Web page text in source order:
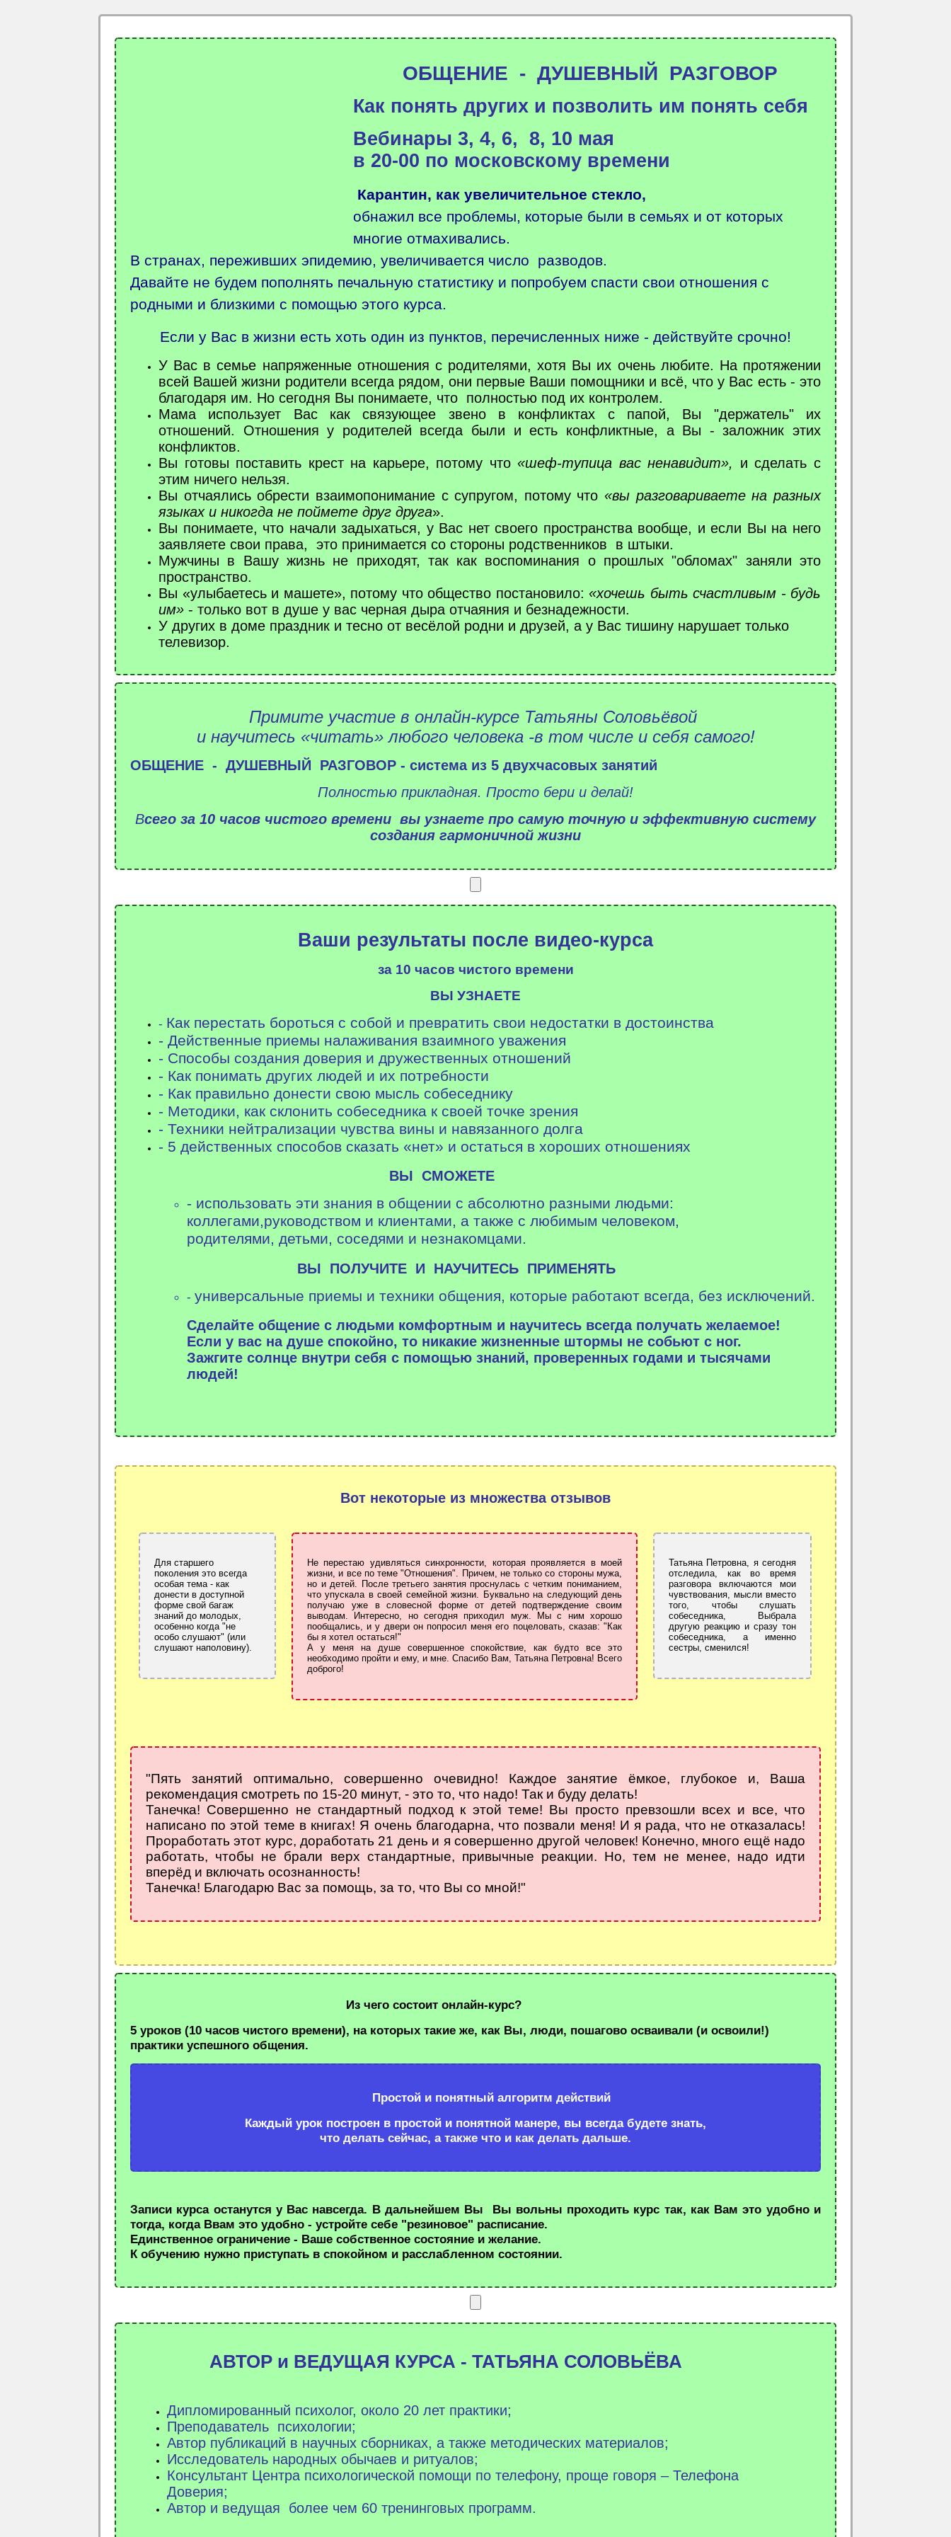
ОБЩЕНИЕ - ДУШЕВНЫЙ РАЗГОВОР
Как понять других и позволить им понять себя
Вебинары 3, 4, 6, 8, 10 мая
в 20-00 по московскому времени
Карантин, как увеличительное стекло,
обнажил все проблемы, которые были в семьях и от которых
многие отмахивались.
В странах, переживших эпидемию, увеличивается число разводов.
Давайте не будем пополнять печальную статистику и попробуем спасти свои отношения с
родными и близкими с помощью этого курса.
Если у Вас в жизни есть хоть один из пунктов, перечисленных ниже - действуйте срочно!
У Вас в семье напряженные отношения с родителями, хотя Вы их очень любите. На протяжении
всей Вашей жизни родители всегда рядом, они первые Ваши помощники и всё, что у Вас есть - это
благодаря им. Но сегодня Вы понимаете, что полностью под их контролем.
Мама использует Вас как связующее звено в конфликтах с папой, Вы "держатель" их
отношений. Отношения у родителей всегда были и есть конфликтные, а Вы - заложник этих
конфликтов.
Вы готовы поставить крест на карьере, потому что«шеф-тупица вас ненавидит», и сделать с
этим ничего нельзя.
Вы отчаялись обрести взаимопонимание с супругом, потому что«вы разговариваете на разных
языках и никогда не поймете друг друга».
Вы понимаете, что начали задыхаться, у Вас нет своего пространства вообще, и если Вы на него
заявляете свои права, это принимается со стороны родственников в штыки.
Мужчины в Вашу жизнь не приходят, так как воспоминания о прошлых "обломах" заняли это
пространство.
Вы «улыбаетесь и машете», потому что общество постановило: «хочешь быть счастливым - будь
им» - только вот в душе у вас черная дыра отчаяния и безнадежности.
У других в доме праздник и тесно от весёлой родни и друзей, а у Вас тишину нарушает только
телевизор.
Примите участие в онлайн-курсе Татьяны Соловьёвой
и научитесь «читать» любого человека -в том числе и себя самого!
ОБЩЕНИЕ - ДУШЕВНЫЙ РАЗГОВОР - система из 5 двухчасовых занятий
Полностью прикладная. Просто бери и делай!
Всего за 10 часов чистого времени вы узнаете про самую точную и эффективную систему
создания гармоничной жизни
Ваши результаты после видео-курса
за 10 часов чистого времени
ВЫ УЗНАЕТЕ
- Как перестать бороться с собой и превратить свои недостатки в достоинства
- Действенные приемы налаживания взаимного уважения
- Способы создания доверия и дружественных отношений
- Как понимать других людей и их потребности
- Как правильно донести свою мысль собеседнику
- Методики, как склонить собеседника к своей точке зрения
- Техники нейтрализации чувства вины и навязанного долга
- 5 действенных способов сказать «нет» и остаться в хороших отношениях
ВЫ СМОЖЕТЕ
- использовать эти знания в общении с абсолютно разными людьми:
коллегами,руководством и клиентами, а также с любимым человеком,
родителями, детьми, соседями и незнакомцами.
ВЫ ПОЛУЧИТЕ И НАУЧИТЕСЬ ПРИМЕНЯТЬ
- универсальные приемы и техники общения, которые работают всегда, без исключений.
Сделайте общение с людьми комфортным и научитесь всегда получать желаемое!
Если у вас на душе спокойно, то никакие жизненные штормы не собьют с ног.
Зажгите солнце внутри себя с помощью знаний, проверенных годами и тысячами
людей!
Вот некоторые из множества отзывов
Для старшего
поколения это всегда
особая тема - как
донести в доступной
форме свой багаж
знаний до молодых,
особенно когда "не
особо слушают" (или
слушают наполовину).
Не перестаю удивляться синхронности, которая проявляется в моей
жизни, и все по теме "Отношения". Причем, не только со стороны мужа,
но и детей. После третьего занятия проснулась с четким пониманием,
что упускала в своей семейной жизни. Буквально на следующий день
получаю уже в словесной форме от детей подтверждение своим
выводам. Интересно, но сегодня приходил муж. Мы с ним хорошо
пообщались, и у двери он попросил меня его поцеловать, сказав: "Как
бы я хотел остаться!"
А у меня на душе совершенное спокойствие, как будто все это
необходимо пройти и ему, и мне. Спасибо Вам, Татьяна Петровна! Всего
доброго!
Татьяна Петровна, я сегодня
отследила, как во время
разговора включаются мои
чувствования, мысли вместо
того, чтобы слушать
собеседника, Выбрала
другую реакцию и сразу тон
собеседника, а именно
сестры, сменился!
"Пять занятий оптимально, совершенно очевидно! Каждое занятие ёмкое, глубокое и, Ваша
рекомендация смотреть по 15-20 минут, - это то, что надо! Так и буду делать!
Танечка! Совершенно не стандартный подход к этой теме! Вы просто превзошли всех и все, что
написано по этой теме в книгах! Я очень благодарна, что позвали меня! И я рада, что не отказалась!
Проработать этот курс, доработать 21 день и я совершенно другой человек! Конечно, много ещё надо
работать, чтобы не брали верх стандартные, привычные реакции. Но, тем не менее, надо идти
вперёд и включать осознанность!
Танечка! Благодарю Вас за помощь, за то, что Вы со мной!"
Из чего состоит онлайн-курс?
5 уроков (10 часов чистого времени), на которых такие же, как Вы, люди, пошагово осваивали (и освоили!)
практики успешного общения.
Простой и понятный алгоритм действий
Каждый урок построен в простой и понятной манере, вы всегда будете знать,
что делать сейчас, а также что и как делать дальше.
Записи курса останутся у Вас навсегда. В дальнейшем Вы Вы вольны проходить курс так, как Вам это удобно и
тогда, когда Ввам это удобно - устройте себе "резиновое" расписание.
Единственное ограничение - Ваше собственное состояние и желание.
К обучению нужно приступать в спокойном и расслабленном состоянии.
АВТОР и ВЕДУЩАЯ КУРСА - ТАТЬЯНА СОЛОВЬЁВА
Дипломированный психолог, около 20 лет практики;
Преподаватель психологии;
Автор публикаций в научных сборниках, а также методических материалов;
Исследователь народных обычаев и ритуалов;
Консультант Центра психологической помощи по телефону, проще говоря – Телефона
Доверия;
Автор и ведущая более чем 60 тренинговых программ.